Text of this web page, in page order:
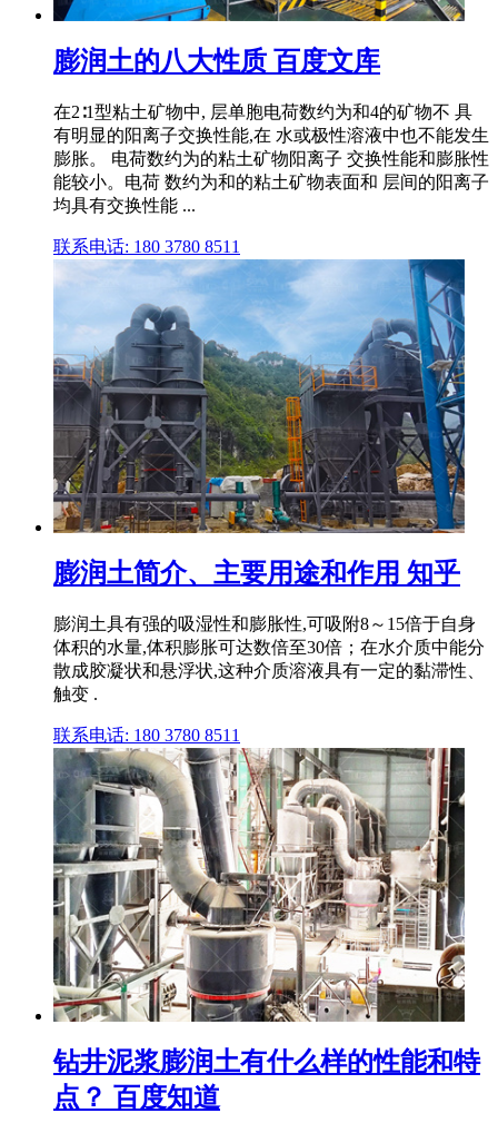
膨润土的八大性质 百度文库
在2∶1型粘土矿物中, 层单胞电荷数约为和4的矿物不 具
有明显的阳离子交换性能,在 水或极性溶液中也不能发生
膨胀。 电荷数约为的粘土矿物阳离子 交换性能和膨胀性
能较小。电荷 数约为和的粘土矿物表面和 层间的阳离子
均具有交换性能 ...
联系电话: 180 3780 8511
膨润土简介、主要用途和作用 知乎
膨润土具有强的吸湿性和膨胀性,可吸附8～15倍于自身
体积的水量,体积膨胀可达数倍至30倍；在水介质中能分
散成胶凝状和悬浮状,这种介质溶液具有一定的黏滞性、
触变 .
联系电话: 180 3780 8511
钻井泥浆膨润土有什么样的性能和特
点？ 百度知道